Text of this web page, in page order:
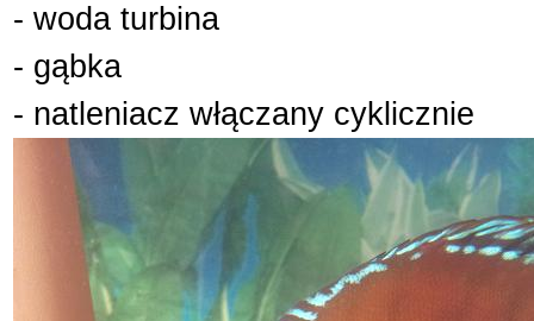
- woda turbina
- gąbka
- natleniacz włączany cyklicznie